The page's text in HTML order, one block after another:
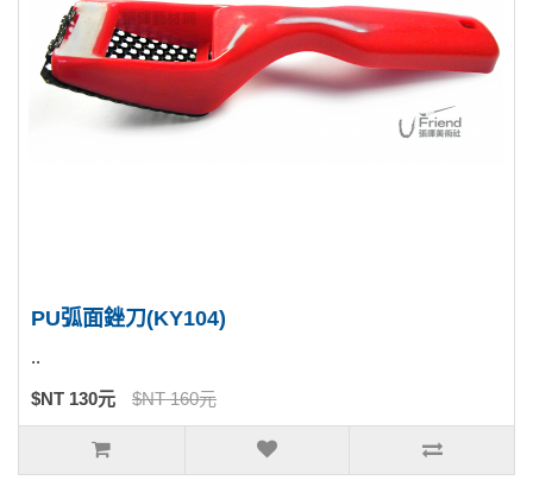
PU弧面銼刀(KY104)
..
$NT 130元 $NT 160元